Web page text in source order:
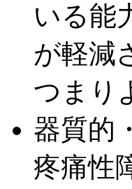
いる能
が軽減
つまり
器質的
疼痛性